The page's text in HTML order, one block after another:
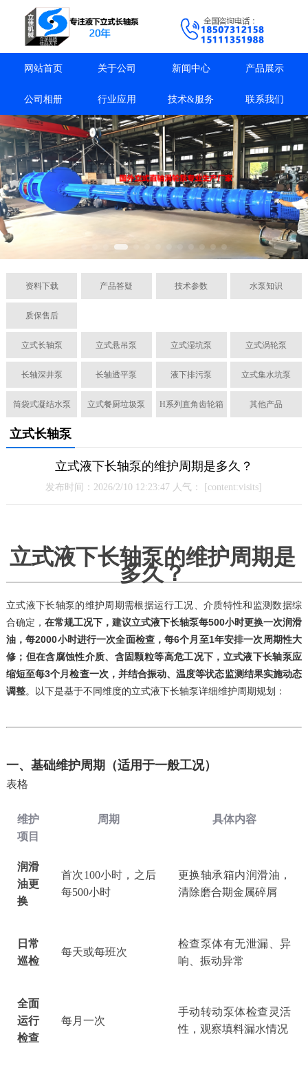
网站首页 关于公司 新闻中心 产品展示
公司相册 行业应用 技术&服务 联系我们
资料下载 产品答疑 技术参数 水泵知识
质保售后
立式长轴泵 立式悬吊泵 立式湿坑泵 立式涡轮泵
长轴深井泵 长轴透平泵 液下排污泵 立式集水坑泵
筒袋式凝结水泵 立式餐厨垃圾泵 H系列直角齿轮箱 其他产品
立式长轴泵
立式液下长轴泵的维护周期是多久？
发布时间：2026/2/10 12:23:47 人气： [content:visits]
立式液下长轴泵的维护周期是
多久？
立式液下长轴泵 的维护周期需根据运行工况、介质特性和监测数据综
合确定，‌ 在常规工况下，建议立式液下长轴泵每500小时更换一次润滑
油，每2000小时进行一次全面检查，每6个月至1年安排一次周期性大
修；但在含腐蚀性介质、含固颗粒等高危工况下，立式液下长轴泵应
缩短至每3个月检查一次，并结合振动、温度等状态监测结果实施动态
调整‌。以下是基于不同维度的立式液下长轴泵详细维护周期规划：
一、基础维护周期（适用于一般工况）
表格
维护
项目
周期 具体内容
润滑
油更
换
首次100小时，之后
每500小时
更换轴承箱内润滑油，
清除磨合期金属碎屑
日常
巡检
每天或每班次
检查泵体有无泄漏、异
响、振动异常
全面
运行
检查
每月一次
手动转动泵体检查灵活
性，观察填料漏水情况